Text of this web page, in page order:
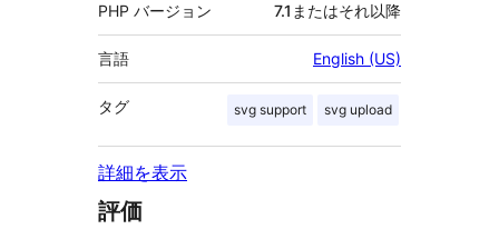
PHP バージョン 7.1またはそれ以降
言語 English (US)
タグ svg support svg upload
詳細を表示
評価